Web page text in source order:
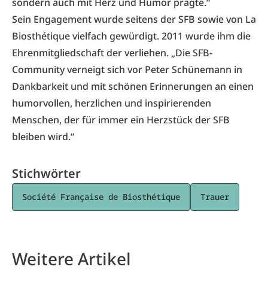
Sein Engagement wurde seitens der SFB sowie von La
Biosthétique vielfach gewürdigt. 2011 wurde ihm die
Ehrenmitgliedschaft der verliehen. „Die SFB-
Community verneigt sich vor Peter Schünemann in
Dankbarkeit und mit schönen Erinnerungen an einen
humorvollen, herzlichen und inspirierenden
Menschen, der für immer ein Herzstück der SFB
bleiben wird.“
Stichwörter
Société Française de Biosthétique Trauer
Weitere Artikel